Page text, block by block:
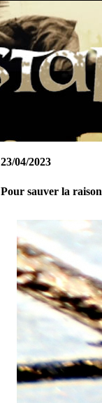
23/04/2023
Pour sauver la